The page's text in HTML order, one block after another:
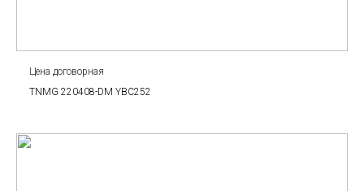
Цена договорная
TNMG 220408-DM YBC252